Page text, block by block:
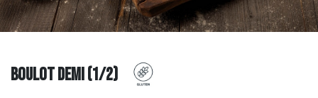
Boulot Demi (1/2)